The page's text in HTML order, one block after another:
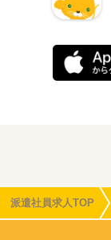
派遣社員求人TOP